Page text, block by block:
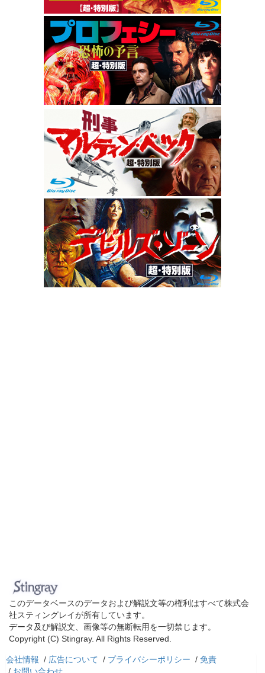
このデータベースのデータおよび解説文等の権利はすべて株式会
社スティングレイが所有しています。
データ及び解説文、画像等の無断転用を一切禁じます。
Copyright (C) Stingray. All Rights Reserved.
会社情報 / 広告について / プライバシーポリシー / 免責